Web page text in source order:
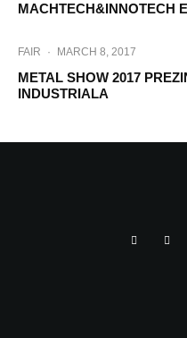
MACHTECH&INNOTECH
FAIR · MARCH 8, 2017
METAL SHOW 2017
INDUSTRIALA